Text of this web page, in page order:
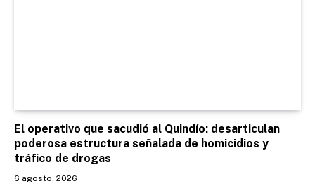
El operativo que sacudió al Quindío: desarticulan
poderosa estructura señalada de homicidios y
tráfico de drogas
6 agosto, 2026